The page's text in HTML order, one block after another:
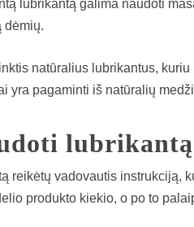
lubrikantą galima naudoti
dėmių.
natūralius lubrikantus,
yra pagaminti iš natūralių
reikėtų vadovautis instrukciją,
produkto kiekio, o po to